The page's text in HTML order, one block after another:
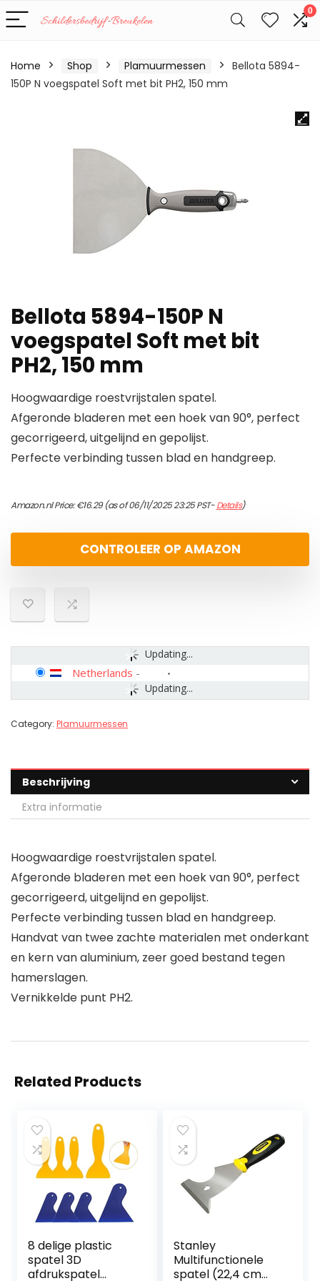
0
Home Shop Plamuurmessen
Bellota 5894-
150P N voegspatel Soft met bit PH2, 150 mm
Bellota 5894-150P N
voegspatel Soft met bit
PH2, 150 mm
Hoogwaardige roestvrijstalen spatel.
Afgeronde bladeren met een hoek van 90°, perfect
gecorrigeerd, uitgelijnd en gepolijst.
Perfecte verbinding tussen blad en handgreep.
Amazon.nl Price:€16.29(as of 06/11/2025 23:25 PST-Details)
CONTROLEER OP AMAZON
Updating...
Updating...
Netherlands -
Category: Plamuurmessen
Beschrijving
Extra informatie
Hoogwaardige roestvrijstalen spatel.
Afgeronde bladeren met een hoek van 90°, perfect
gecorrigeerd, uitgelijnd en gepolijst.
Perfecte verbinding tussen blad en handgreep.
Handvat van twee zachte materialen met onderkant
en kern van aluminium, zeer goed bestand tegen
hamerslagen.
Vernikkelde punt PH2.
Related Products
8 delige plastic
spatel 3D
afdrukspatel
Stanley
Multifunctionele
spatel (22,4 cm